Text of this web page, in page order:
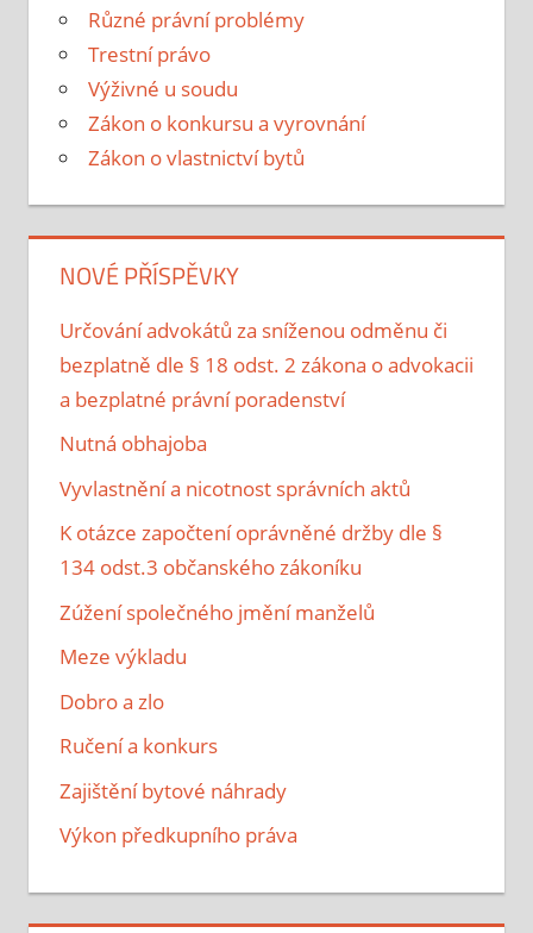
Různé právní problémy
Trestní právo
Výživné u soudu
Zákon o konkursu a vyrovnání
Zákon o vlastnictví bytů
NOVÉ PŘÍSPĚVKY
Určování advokátů za sníženou odměnu či
bezplatně dle § 18 odst. 2 zákona o advokacii
a bezplatné právní poradenství
Nutná obhajoba
Vyvlastnění a nicotnost správních aktů
K otázce započtení oprávněné držby dle §
134 odst.3 občanského zákoníku
Zúžení společného jmění manželů
Meze výkladu
Dobro a zlo
Ručení a konkurs
Zajištění bytové náhrady
Výkon předkupního práva